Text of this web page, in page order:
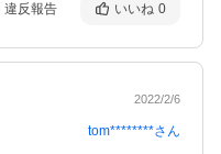
違反報告 いいね 0
2022/2/6
tom********さん